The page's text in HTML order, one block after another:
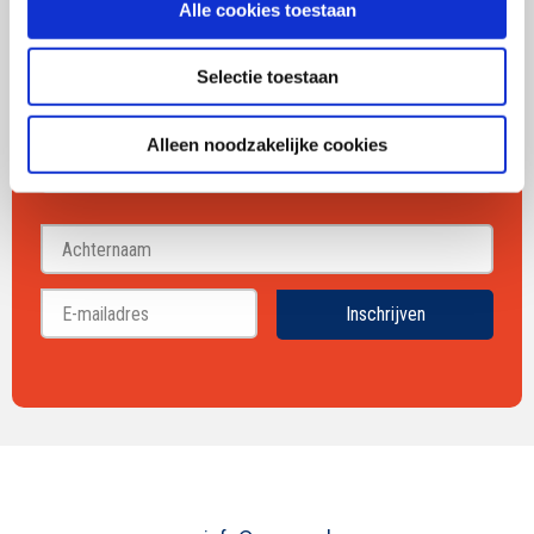
Alle cookies toestaan
Selectie toestaan
Alleen noodzakelijke cookies
over merken, marketing en
communicatie
Voornaam
Achternaam
Inschrijven